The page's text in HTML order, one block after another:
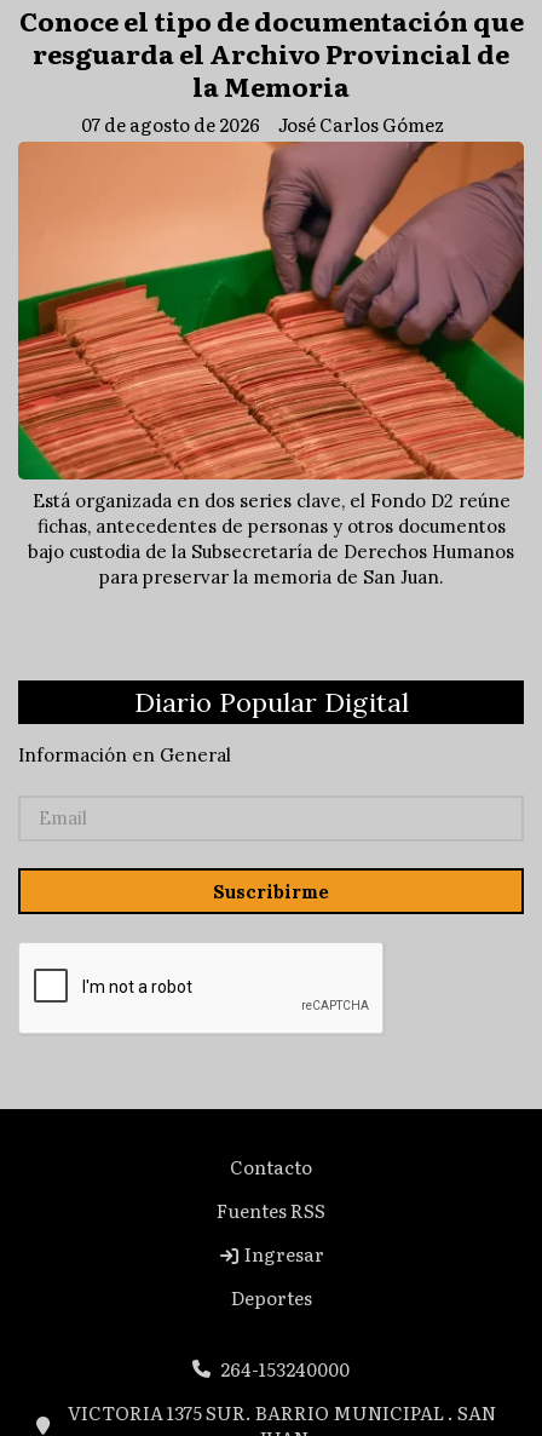
Conoce el tipo de documentación que
resguarda el Archivo Provincial de
la Memoria
José Carlos Gómez
07 de agosto de 2026
Está organizada en dos series clave, el Fondo D2 reúne
fichas, antecedentes de personas y otros documentos
bajo custodia de la Subsecretaría de Derechos Humanos
para preservar la memoria de San Juan.
Diario Popular Digital
Información en General
Suscribirme
Contacto
Fuentes RSS
Ingresar
Deportes
264-153240000
VICTORIA 1375 SUR. BARRIO MUNICIPAL . SAN